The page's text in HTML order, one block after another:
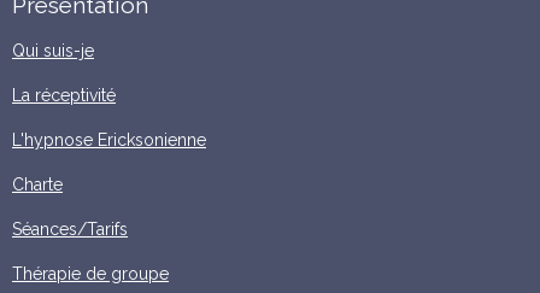
Présentation
Qui suis-je
La réceptivité
L'hypnose Ericksonienne
Charte
Séances/Tarifs
Thérapie de groupe